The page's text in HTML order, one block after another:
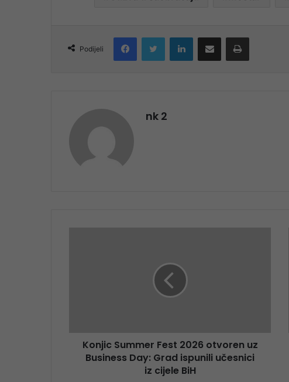
Podijeli
FacebookTwitter LinkedInShare via Email Print
nk 2
Konjic Summer Fest 2026 otvoren uz
Business Day: Grad ispunili učesnici
iz cijele BiH